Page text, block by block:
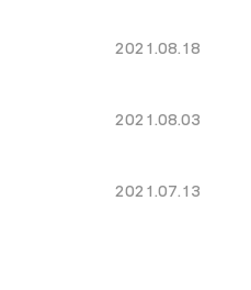
2021.08.18
2021.08.03
2021.07.13